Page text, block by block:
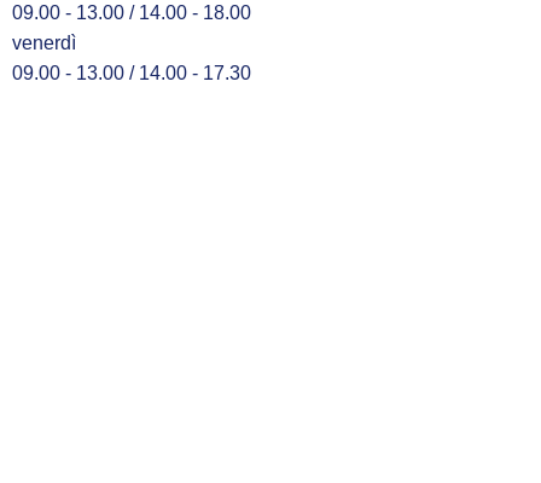
09.00 - 13.00 / 14.00 - 18.00
venerdì
09.00 - 13.00 / 14.00 - 17.30